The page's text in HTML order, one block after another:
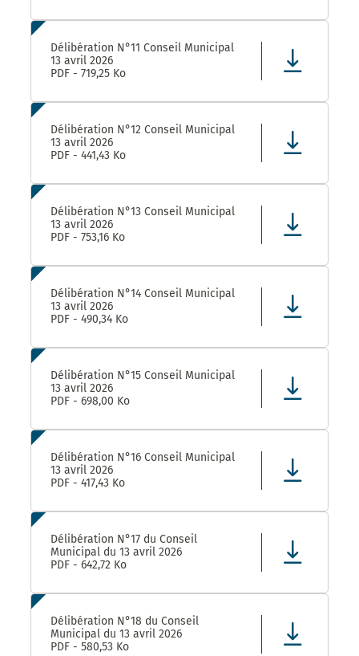
Délibération N°11 Conseil Municipal
13 avril 2026
PDF - 719,25 Ko
Délibération N°12 Conseil Municipal
13 avril 2026
PDF - 441,43 Ko
Délibération N°13 Conseil Municipal
13 avril 2026
PDF - 753,16 Ko
Délibération N°14 Conseil Municipal
13 avril 2026
PDF - 490,34 Ko
Délibération N°15 Conseil Municipal
13 avril 2026
PDF - 698,00 Ko
Délibération N°16 Conseil Municipal
13 avril 2026
PDF - 417,43 Ko
Délibération N°17 du Conseil
Municipal du 13 avril 2026
PDF - 642,72 Ko
Délibération N°18 du Conseil
Municipal du 13 avril 2026
PDF - 580,53 Ko